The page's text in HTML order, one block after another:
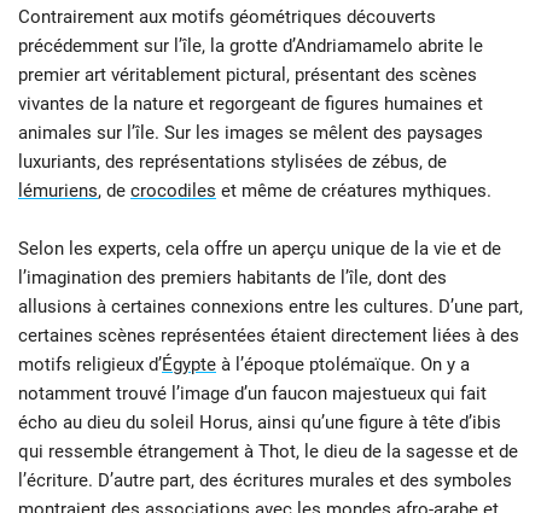
Contrairement aux motifs géométriques découverts
précédemment sur l’île, la grotte d’Andriamamelo abrite le
premier art véritablement pictural, présentant des scènes
vivantes de la nature et regorgeant de figures humaines et
animales sur l’île. Sur les images se mêlent des paysages
luxuriants, des représentations stylisées de zébus, de
lémuriens, de crocodiles et même de créatures mythiques.
Selon les experts, cela offre un aperçu unique de la vie et de
l’imagination des premiers habitants de l’île, dont des
allusions à certaines connexions entre les cultures. D’une part,
certaines scènes représentées étaient directement liées à des
motifs religieux d’Égypte à l’époque ptolémaïque. On y a
notamment trouvé l’image d’un faucon majestueux qui fait
écho au dieu du soleil Horus, ainsi qu’une figure à tête d’ibis
qui ressemble étrangement à Thot, le dieu de la sagesse et de
l’écriture. D’autre part, des écritures murales et des symboles